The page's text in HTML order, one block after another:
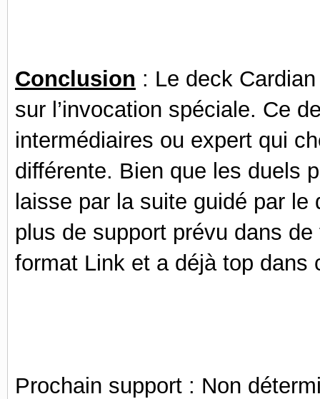
Conclusion : Le deck
sur l’invocation spéciale. Ce
intermédiaires ou expert qui
différente. Bien que les duels
laisse par la suite guidé par
plus de support prévu dans
format Link et a déjà top dans
Prochain support : Non